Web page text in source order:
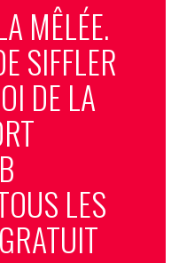
MÊLÉE.
SIFFLER
DE LA
LES